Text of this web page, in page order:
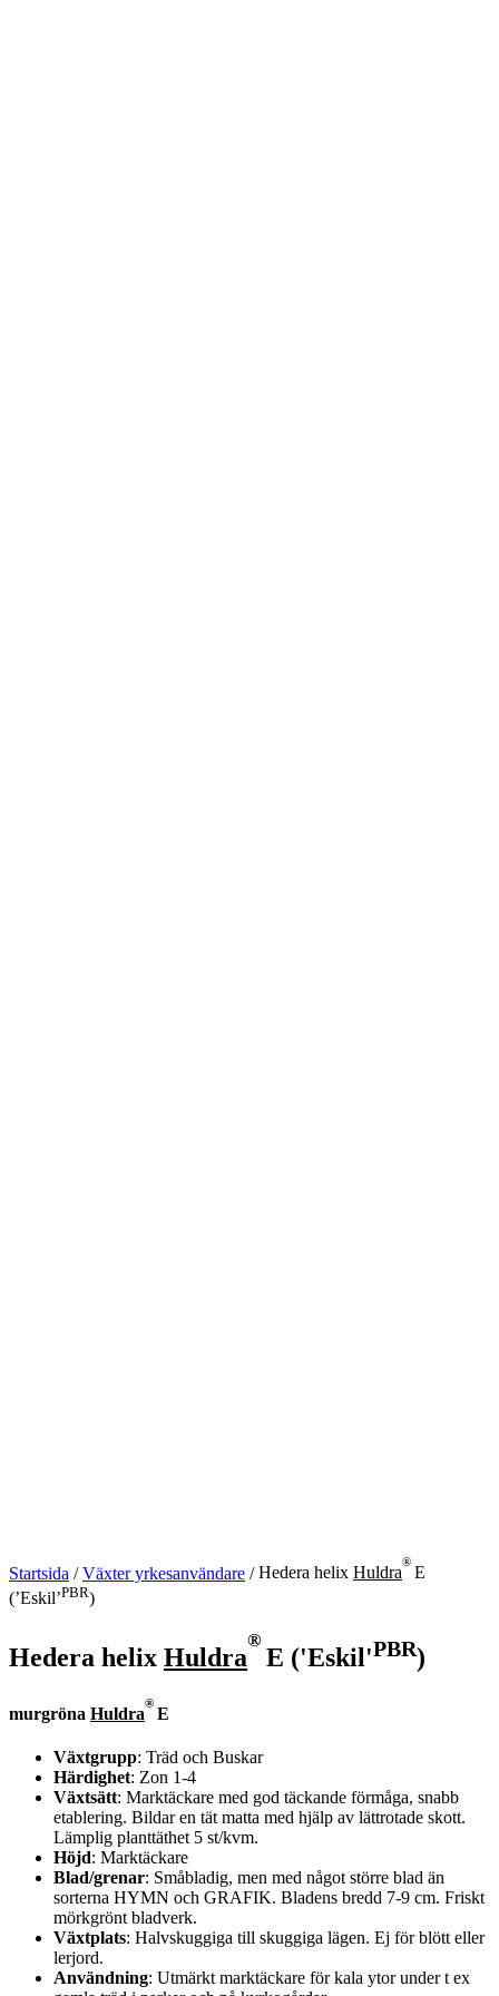
Startsida /Växter yrkesanvändare /Hedera helix Huldra
®
E
(’Eskil’PBR)
Hedera helix Huldra
®
E ('Eskil'PBR)
murgröna Huldra
®
E
Växtgrupp: Träd och Buskar
Härdighet: Zon 1-4
Växtsätt: Marktäckare med god täckande förmåga, snabb
etablering. Bildar en tät matta med hjälp av lättrotade skott.
Lämplig planttäthet 5 st/kvm.
Höjd: Marktäckare
Blad/grenar: Småbladig, men med något större blad än
sorterna HYMN och GRAFIK. Bladens bredd 7-9 cm. Friskt
mörkgrönt bladverk.
Växtplats: Halvskuggiga till skuggiga lägen. Ej för blött eller
lerjord.
Användning: Utmärkt marktäckare för kala ytor under t ex